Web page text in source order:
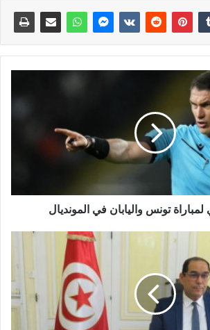
تونس واليابان في المونديال